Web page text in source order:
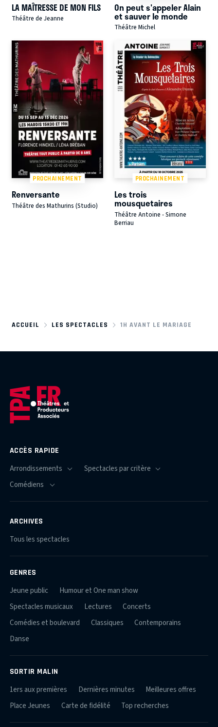
LA MAÎTRESSE DE MON FILS
Théâtre de Jeanne
On peut s'appeler Alain
et sauver le monde
Théâtre Michel
PROCHAINEMENT
Renversante
Théâtre des Mathurins (Studio)
PROCHAINEMENT
Les trois
mousquetaires
Théâtre Antoine - Simone
Berriau
ACCUEIL LES SPECTACLES 1H AVANT LE MARIAGE
ACCÈS RAPIDE
ARCHIVES
Tous les spectacles
GENRES
Jeune public
Humour et One man show
Spectacles musicaux
Lectures
Concerts
Comédies et boulevard
Classiques
Contemporains
Danse
SORTIR MALIN
1ers aux premières Dernières minutes
Meilleures offres
Place Jeunes
Carte de fidélité Top recherches